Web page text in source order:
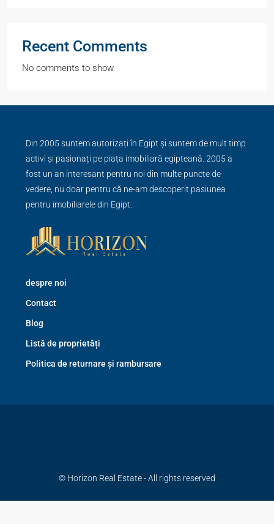
Recent Comments
No comments to show.
Din 2005 suntem autorizați în Egipt și suntem de mult timp
activi și pasionați pe piața imobiliară egipteană. 2005 a
fost un an interesant pentru noi din multe puncte de
vedere, nu doar pentru că ne-am descoperit pasiunea
pentru imobiliarele din Egipt.
despre noi
Contact
Blog
Listă de proprietăți
Politica de returnare și rambursare
© Horizon Real Estate - All rights reserved